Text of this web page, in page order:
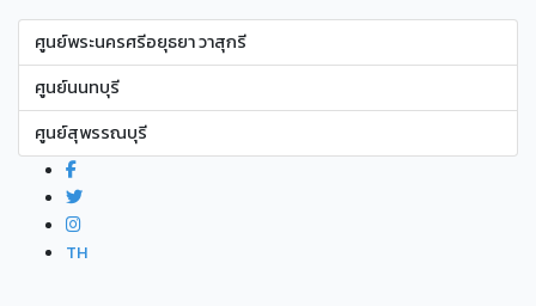
ศูนย์พระนครศรีอยุธยา วาสุกรี
ศูนย์นนทบุรี
ศูนย์สุพรรณบุรี
TH